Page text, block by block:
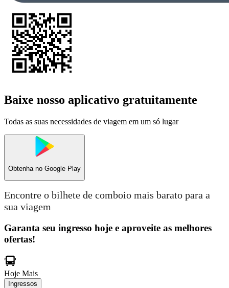
Baixe nosso aplicativo gratuitamente
Todas as suas necessidades de viagem em um só lugar
Obtenha no Google Play
Encontre o bilhete de comboio mais barato para a
sua viagem
Garanta seu ingresso hoje e aproveite as melhores
ofertas!
Hoje Mais
Ingressos